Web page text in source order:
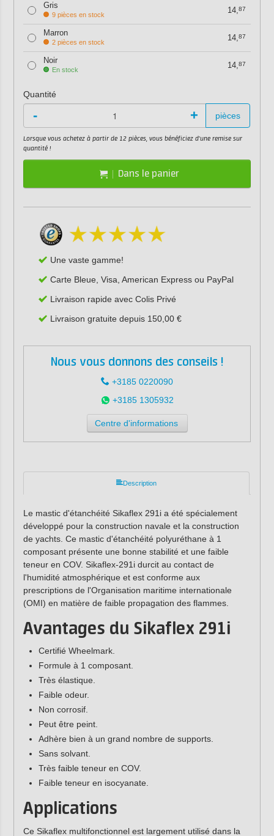
Gris
9 pièces en stock 14,87
Marron
2 pièces en stock 14,87
Noir
En stock 14,87
Quantité
- + pièces
Lorsque vous achetez à partir de 12 pièces, vous bénéficiez d'une remise sur
quantité !
Dans le panier
Une vaste gamme!
Carte Bleue, Visa, American Express ou PayPal
Livraison rapide avec Colis Privé
Livraison gratuite depuis 150,00 €
Nous vous donnons des conseils !
+3185 0220090
+3185 1305932
Centre d'informations
Description
Le mastic d'étanchéité Sikaflex 291i a été spécialement
développé pour la construction navale et la construction
de yachts. Ce mastic d'étanchéité polyuréthane à 1
composant présente une bonne stabilité et une faible
teneur en COV. Sikaflex-291i durcit au contact de
l'humidité atmosphérique et est conforme aux
prescriptions de l'Organisation maritime internationale
(OMI) en matière de faible propagation des flammes.
Avantages du Sikaflex 291i
Certifié Wheelmark.
Formule à 1 composant.
Très élastique.
Faible odeur.
Non corrosif.
Peut être peint.
Adhère bien à un grand nombre de supports.
Sans solvant.
Très faible teneur en COV.
Faible teneur en isocyanate.
Applications
Ce Sikaflex multifonctionnel est largement utilisé dans la